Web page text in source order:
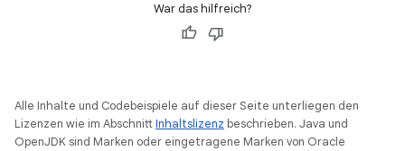
War das hilfreich?
Alle Inhalte und Codebeispiele auf dieser Seite unterliegen den
Lizenzen wie im AbschnittInhaltslizenz beschrieben. Java und
OpenJDK sind Marken oder eingetragene Marken von Oracle